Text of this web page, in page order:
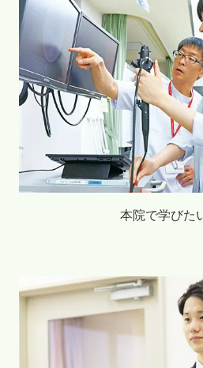
本院で学びた